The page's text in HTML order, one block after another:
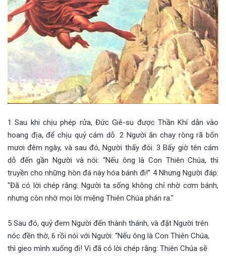
1 Sau khi chịu phép rửa, Đức Giê-su được Thần Khí dẫn vào
hoang địa, để chịu quỷ cám dỗ. 2 Người ăn chay ròng rã bốn
mươi đêm ngày, và sau đó, Người thấy đói. 3 Bấy giờ tên cám
dỗ đến gần Người và nói: “Nếu ông là Con Thiên Chúa, thì
truyền cho những hòn đá này hóa bánh đi!” 4 Nhưng Người đáp:
“Đã có lời chép rằng: Người ta sống không chỉ nhờ cơm bánh,
nhưng còn nhờ mọi lời miệng Thiên Chúa phán ra.”
5 Sau đó, quỷ đem Người đến thành thánh, và đặt Người trên
nóc đền thờ, 6 rồi nói với Người: “Nếu ông là Con Thiên Chúa,
thì gieo mình xuống đi! Vì đã có lời chép rằng: Thiên Chúa sẽ